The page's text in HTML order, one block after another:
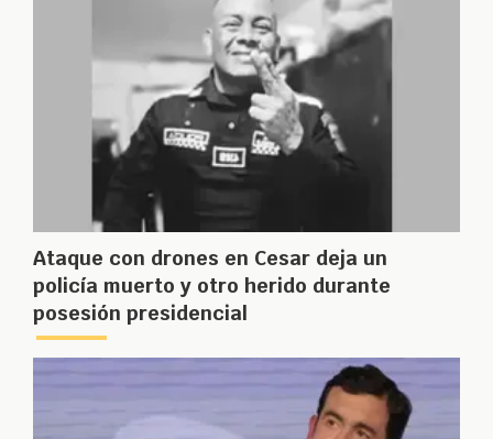
Ataque con drones en Cesar deja un
policía muerto y otro herido durante
posesión presidencial